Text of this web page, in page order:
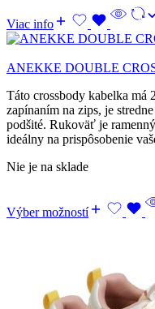
Viac info
ANEKKE DOUBLE
Táto crossbody kabelka má
zapínaním na zips, je
podšité. Rukoväť je
ideálny na prispôsobenie
Nie je na sklade
Výber možností